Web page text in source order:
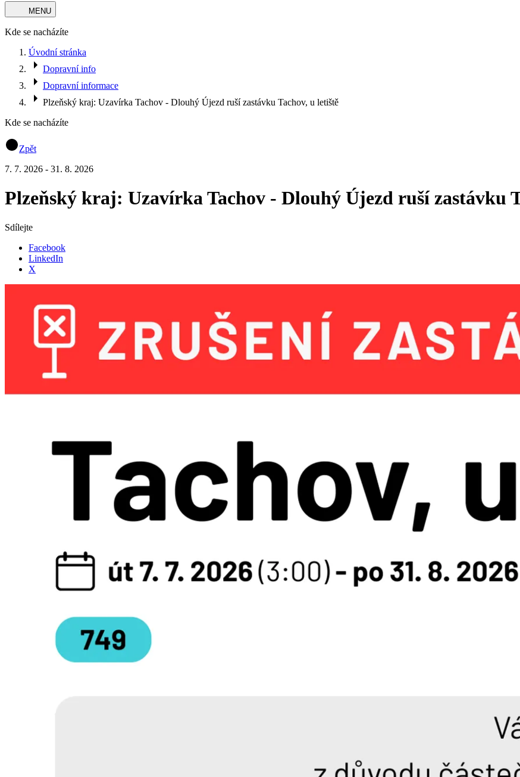
MENU
Kde se nacházíte
Úvodní stránka
Dopravní info
Dopravní informace
Plzeňský kraj: Uzavírka Tachov - Dlouhý Újezd ruší zastávku Tachov, u letiště
Kde se nacházíte
Zpět
7. 7. 2026 - 31. 8. 2026
Plzeňský kraj: Uzavírka Tachov - Dlouhý Újezd ruší zastávku
Sdílejte
Facebook
LinkedIn
X